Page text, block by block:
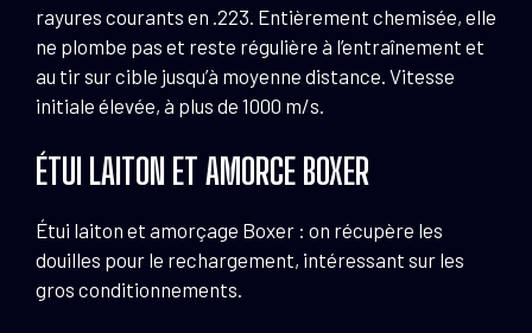
rayures courants en .223. Entièrement chemisée, elle
ne plombe pas et reste régulière à l’entraînement et
au tir sur cible jusqu’à moyenne distance. Vitesse
initiale élevée, à plus de 1000 m/s.
ÉTUI LAITON ET AMORCE BOXER
Étui laiton et amorçage Boxer : on récupère les
douilles pour le rechargement, intéressant sur les
gros conditionnements.